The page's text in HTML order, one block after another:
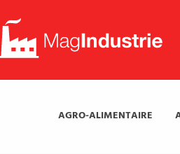
Mag
Industrie
AGRO-ALIMENTAIRE